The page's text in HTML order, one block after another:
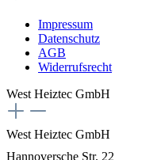
Impressum
Datenschutz
AGB
Widerrufsrecht
West Heiztec GmbH
West Heiztec GmbH
Hannoversche Str. 22